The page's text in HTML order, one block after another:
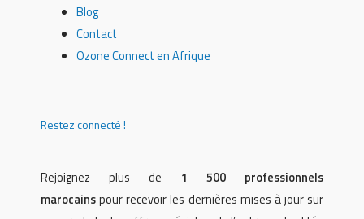
Blog
Contact
Ozone Connect en Afrique
Restez connecté !
Rejoignez plus de 1 500 professionnels
marocainspour recevoir les dernières mises à jour sur